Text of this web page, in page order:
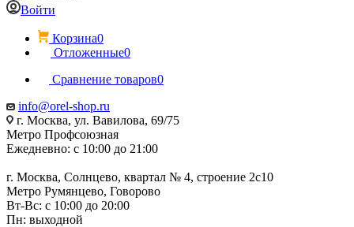
Войти
Корзина0
Отложенные0
Сравнение товаров0
info@orel-shop.ru
г. Москва, ул. Вавилова, 69/75
Метро Профсоюзная
Ежедневно: с 10:00 до 21:00
г. Москва, Солнцево, квартал № 4, строение 2с10
Метро Румянцево, Говорово
Вт-Вс: с 10:00 до 20:00
Пн: выходной